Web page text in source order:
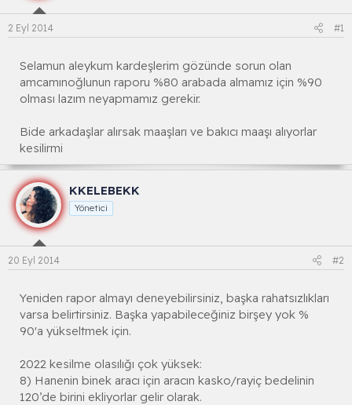
a
l
a
a
ç
a
r
h
2 Eyl 2014 #1
Selamun aleykum kardeşlerim gözünde sorun olan
amcamınoğlunun raporu %80 arabada almamız için %90
olması lazım neyapmamız gerekir.
Bide arkadaşlar alırsak maaşları ve bakıcı maaşı alıyorlar
kesilirmi
KKELEBEKK
Yönetici
20 Eyl 2014 #2
Yeniden rapor almayı deneyebilirsiniz, başka rahatsızlıkları
varsa belirtirsiniz. Başka yapabileceğiniz birşey yok %
90'a yükseltmek için.
2022 kesilme olasılığı çok yüksek:
8) Hanenin binek aracı için aracın kasko/rayiç bedelinin
120’de birini ekliyorlar gelir olarak.